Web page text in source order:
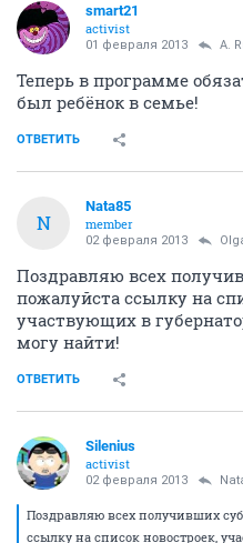
smart21
activist
01 февраля 2013 A.
Теперь в программе
был ребёнок в семье!
ОТВЕТИТЬ
N
Nata85
member
02 февраля 2013
Поздравляю всех
пожалуйста ссылку на
участвующих в
могу найти!
ОТВЕТИТЬ
Silenius
activist
02 февраля 2013
Поздравляю всех получивших
ссылку на список новостроек,